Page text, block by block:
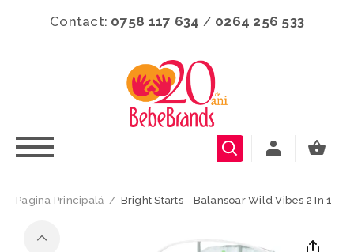
Contact: 0758 117 634 / 0264 256 533
Pagina Principală / Bright Starts - Balansoar Wild Vibes 2 In 1